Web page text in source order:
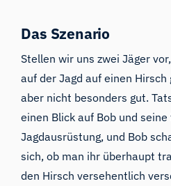
Das Szenario
Stellen wir uns zwei Jäger
auf der Jagd auf einen
aber nicht besonders gut.
einen Blick auf Bob und
Jagdausrüstung, und Bob
sich, ob man ihr überhaupt
den Hirsch versehentlich